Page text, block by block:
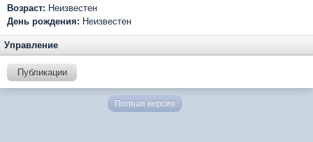
Возраст: Неизвестен
День рождения: Неизвестен
Управление
Публикации
Полная версия